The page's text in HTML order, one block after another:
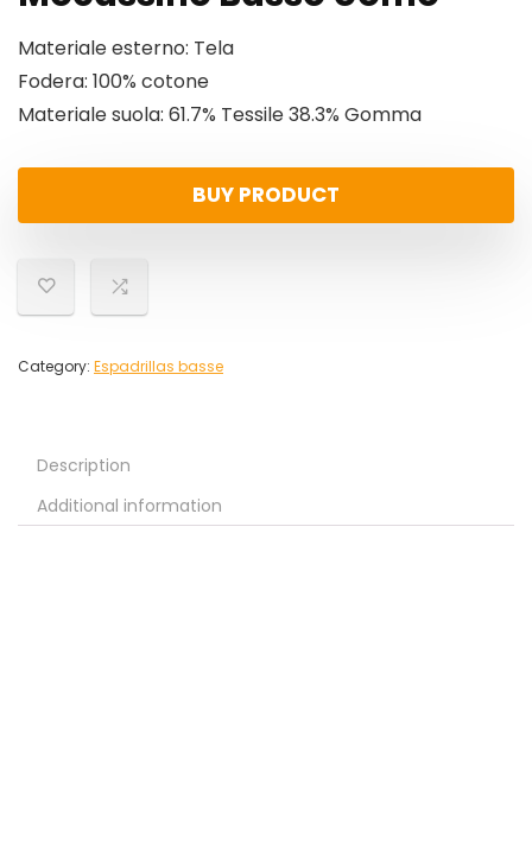
Materiale esterno: Tela
Fodera: 100% cotone
Materiale suola: 61.7% Tessile 38.3% Gomma
BUY PRODUCT
Category: Espadrillas basse
Description
Additional information